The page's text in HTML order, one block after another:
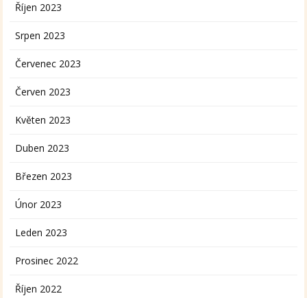
Říjen 2023
Srpen 2023
Červenec 2023
Červen 2023
Květen 2023
Duben 2023
Březen 2023
Únor 2023
Leden 2023
Prosinec 2022
Říjen 2022